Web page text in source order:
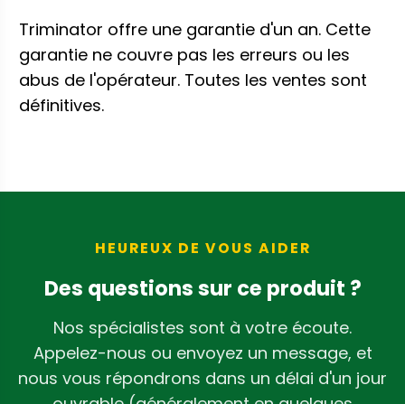
Triminator offre une garantie d'un an. Cette
garantie ne couvre pas les erreurs ou les
abus de l'opérateur. Toutes les ventes sont
définitives.
HEUREUX DE VOUS AIDER
Des questions sur ce produit ?
Nos spécialistes sont à votre écoute.
Appelez-nous ou envoyez un message, et
nous vous répondrons dans un délai d'un jour